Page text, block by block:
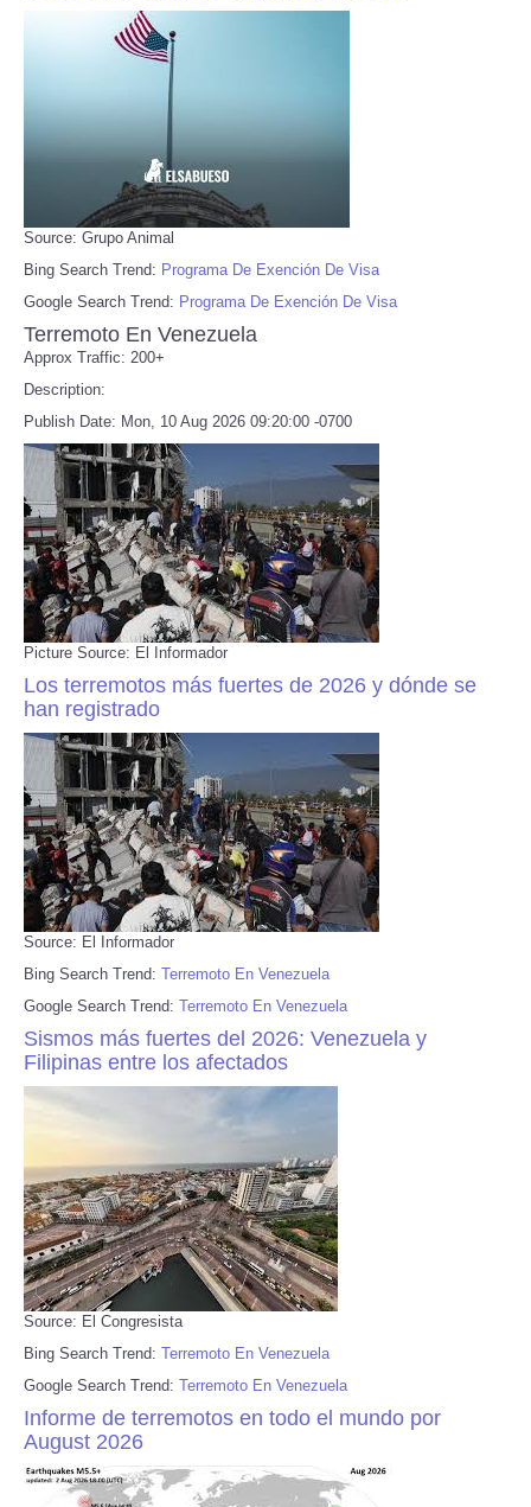
Source: Grupo Animal
Bing Search Trend: Programa De Exención De Visa
Google Search Trend: Programa De Exención De Visa
Terremoto En Venezuela
Approx Traffic: 200+
Description:
Publish Date: Mon, 10 Aug 2026 09:20:00 -0700
Picture Source: El Informador
Los terremotos más fuertes de 2026 y dónde se
han registrado
Source: El Informador
Bing Search Trend: Terremoto En Venezuela
Google Search Trend: Terremoto En Venezuela
Sismos más fuertes del 2026: Venezuela y
Filipinas entre los afectados
Source: El Congresista
Bing Search Trend: Terremoto En Venezuela
Google Search Trend: Terremoto En Venezuela
Informe de terremotos en todo el mundo por
August 2026